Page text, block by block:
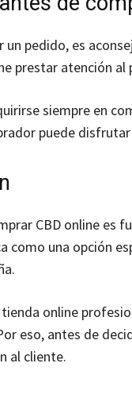
un pedido, es
prestar atención
siempre en
puede
CBD online es
como una opción
tienda online
eso, antes de
al cliente.